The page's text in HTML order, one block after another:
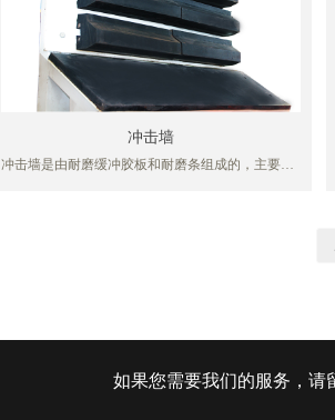
调整供油参数，以适应润滑点的不同润滑要求。系
统运行稳定、可靠，给油（脂）量调整方便，故障
点容易查找，维护量小，大大减少人工劳动强度，
避免环境污染和油脂浪费，延长设备使用寿命，减
少维护量，提高综合效益。
冲击墙
冲击墙是由耐磨缓冲胶板和耐磨条组成的，主要用
如果您需要我们的服务，请